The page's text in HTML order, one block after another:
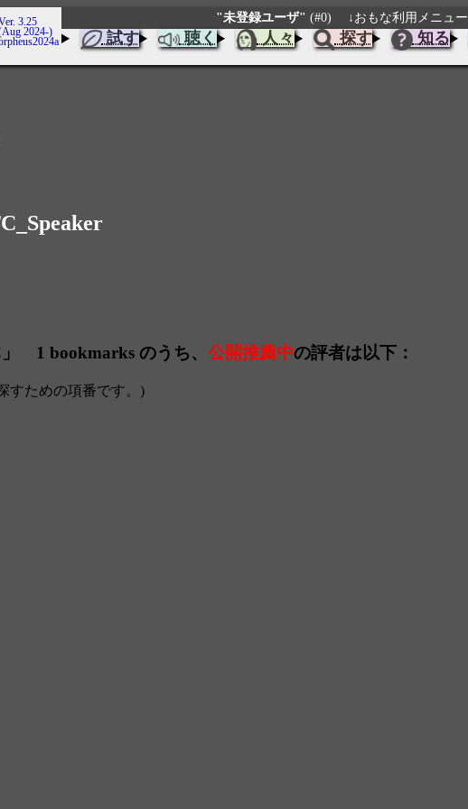
3.25
2024-)
"未登録ユーザ" (#0) ↓おもな利用メニュー
試す 聴く 人々 探す 知る
1 bookmarks のうち、 公開推薦中の評者は以下：
すための項番です。)